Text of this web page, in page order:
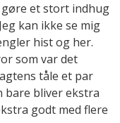
et stort indhug
kan ikke se mig
hist og her.
som var det
tåle et par
bare bliver ekstra
godt med flere